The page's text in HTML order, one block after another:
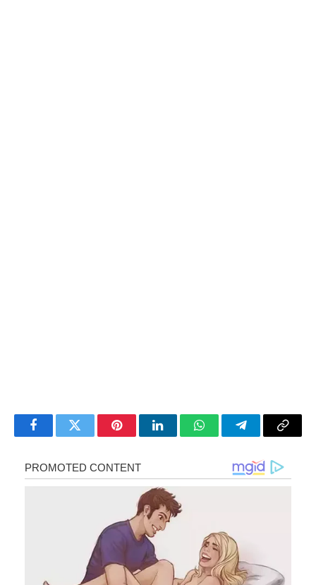
FacebookTwitter PinterestLinkedInWhatsAppTelegramCopy